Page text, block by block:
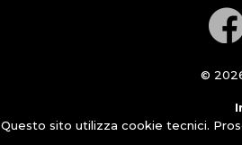
©
Questo sito utilizza cookie tecnici.